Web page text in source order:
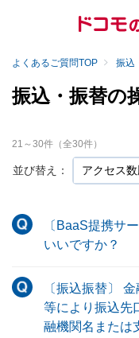
よくあるご質問TOP 振込
振込・振替の
並び替え：
21 ～30件（全30件）
〔BaaS提携サ
いいですか？
〔振込振替〕
等により振込先
融機関名または